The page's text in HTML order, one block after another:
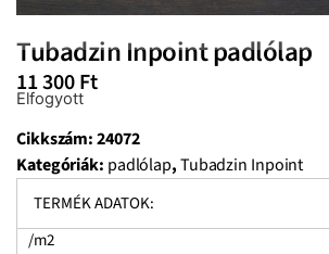
Tubadzin Inpoint padlólap
11 300Ft
Elfogyott
Cikkszám:24072
Kategóriák: padlólap,Tubadzin Inpoint
TERMÉK ADATOK:
/m2